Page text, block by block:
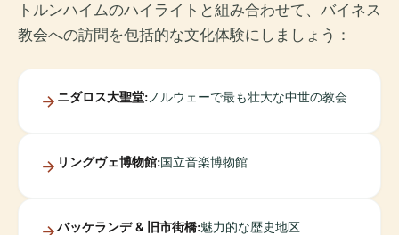
トルンハイムのハイライトと組み合わせて、バイネス
教会への訪問を包括的な文化体験にしましょう：
ニダロス大聖堂: ノルウェーで最も壮大な中世の教会
リングヴェ博物館:国立音楽博物館
バッケランデ & 旧市街橋:魅力的な歴史地区